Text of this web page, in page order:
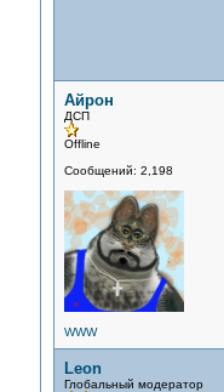
Айрон
ДСП
Offline
Сообщений: 2,198
WWW
Leon
Глобальный модератор